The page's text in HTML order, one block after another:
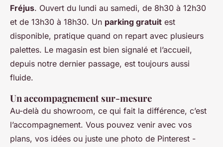
Fréjus. Ouvert du lundi au samedi, de 8h30 à 12h30
et de 13h30 à 18h30. Un parking gratuit est
disponible, pratique quand on repart avec plusieurs
palettes. Le magasin est bien signalé et l’accueil,
depuis notre dernier passage, est toujours aussi
fluide.
Un accompagnement sur-mesure
Au-delà du showroom, ce qui fait la différence, c’est
l’accompagnement. Vous pouvez venir avec vos
plans, vos idées ou juste une photo de Pinterest -